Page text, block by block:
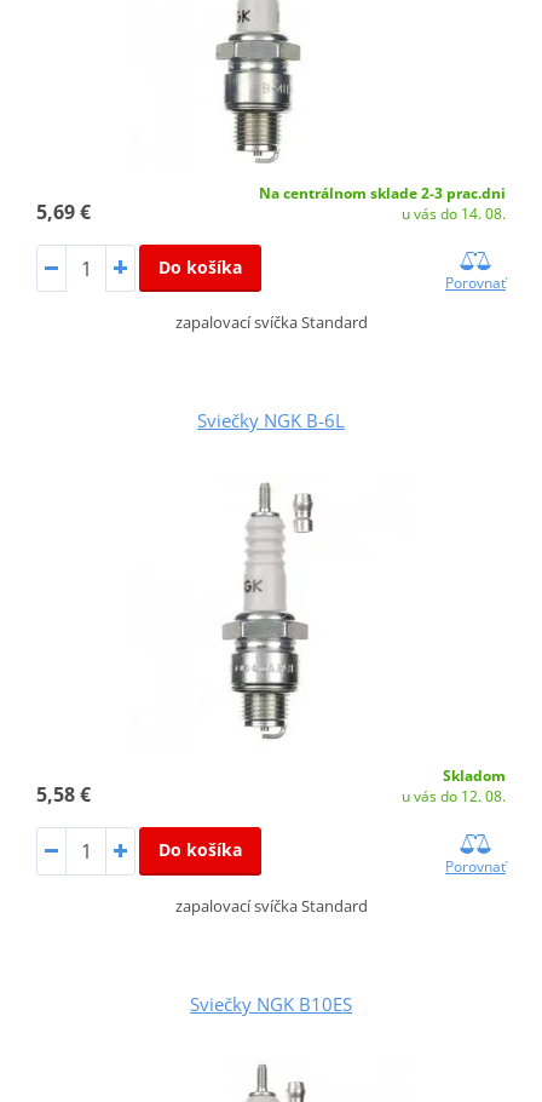
5,69 €
Na centrálnom sklade 2-3 prac.dni
u vás do 14. 08.
Do košíka
Porovnať
zapalovací svíčka Standard
Sviečky NGK B-6L
5,58 €
Skladom
u vás do 12. 08.
Do košíka
Porovnať
zapalovací svíčka Standard
Sviečky NGK B10ES